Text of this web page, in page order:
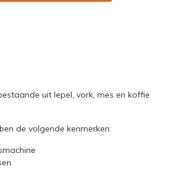
uit lepel, vork, mes en koffie
de volgende kenmerken: